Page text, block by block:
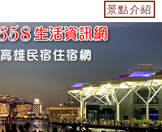
家菜，0952-382-567劉先生
景點介紹